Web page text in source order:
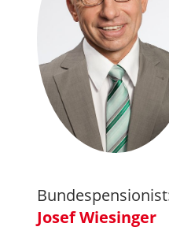
Josef Wiesinger